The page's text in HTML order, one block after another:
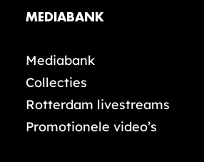
MEDIABANK
Mediabank
Collecties
Rotterdam livestreams
Promotionele video’s